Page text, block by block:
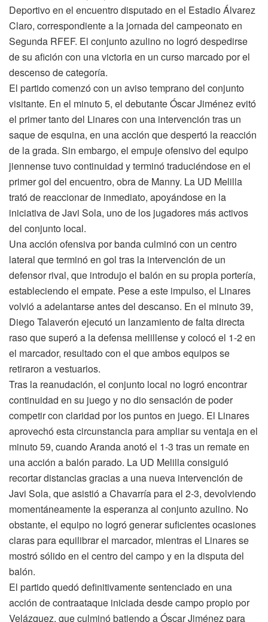
Deportivo en el encuentro disputado en el Estadio Álvarez
Claro, correspondiente a la jornada del campeonato en
Segunda RFEF. El conjunto azulino no logró despedirse
de su afición con una victoria en un curso marcado por el
descenso de categoría.
El partido comenzó con un aviso temprano del conjunto
visitante. En el minuto 5, el debutante Óscar Jiménez evitó
el primer tanto del Linares con una intervención tras un
saque de esquina, en una acción que despertó la reacción
de la grada. Sin embargo, el empuje ofensivo del equipo
jiennense tuvo continuidad y terminó traduciéndose en el
primer gol del encuentro, obra de Manny. La UD Melilla
trató de reaccionar de inmediato, apoyándose en la
iniciativa de Javi Sola, uno de los jugadores más activos
del conjunto local.
Una acción ofensiva por banda culminó con un centro
lateral que terminó en gol tras la intervención de un
defensor rival, que introdujo el balón en su propia portería,
estableciendo el empate. Pese a este impulso, el Linares
volvió a adelantarse antes del descanso. En el minuto 39,
Diego Talaverón ejecutó un lanzamiento de falta directa
raso que superó a la defensa melillense y colocó el 1-2 en
el marcador, resultado con el que ambos equipos se
retiraron a vestuarios.
Tras la reanudación, el conjunto local no logró encontrar
continuidad en su juego y no dio sensación de poder
competir con claridad por los puntos en juego. El Linares
aprovechó esta circunstancia para ampliar su ventaja en el
minuto 59, cuando Aranda anotó el 1-3 tras un remate en
una acción a balón parado. La UD Melilla consiguió
recortar distancias gracias a una nueva intervención de
Javi Sola, que asistió a Chavarría para el 2-3, devolviendo
momentáneamente la esperanza al conjunto azulino. No
obstante, el equipo no logró generar suficientes ocasiones
claras para equilibrar el marcador, mientras el Linares se
mostró sólido en el centro del campo y en la disputa del
balón.
El partido quedó definitivamente sentenciado en una
acción de contraataque iniciada desde campo propio por
Velázquez, que culminó batiendo a Óscar Jiménez para